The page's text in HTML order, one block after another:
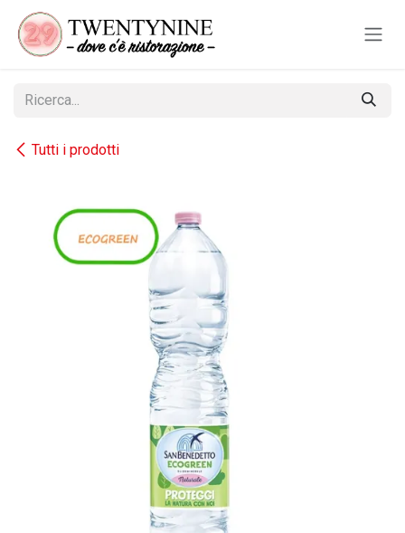
Passa al contenuto
Tutti i prodotti